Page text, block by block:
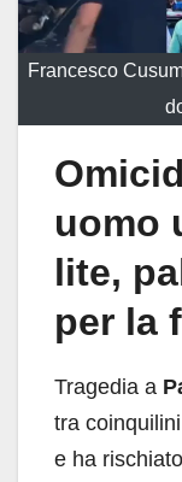
Francesco
uomo
lite,
per la
Tragedia a
tra
e ha